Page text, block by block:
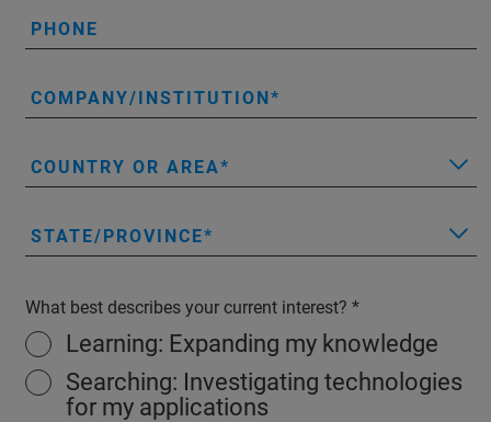
PHONE
COMPANY/INSTITUTION
COUNTRY OR AREA
STATE/PROVINCE
What best describes your current interest?
Learning: Expanding my knowledge
Searching: Investigating technologies
for my applications